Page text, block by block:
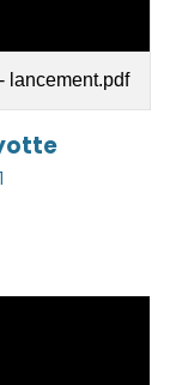
lancement.pdf